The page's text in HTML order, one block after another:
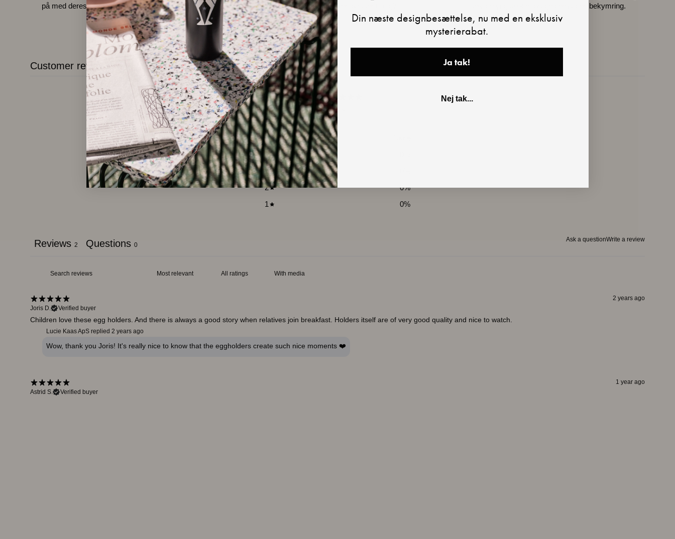
på med deres enkle design og farverige udklædning.
personlighed. Hvilken passer til dig?
selv de yngste kan bruge dem uden bekymring.
Customer reviews
5 / 52 reviews
5
4
3
2 0%
1 0%
Ask a questionWrite a review
Reviews 2 Questions 0
With media
2 years ago
Joris D.
Verified buyer
Children love these egg holders. And there is always a good story when relatives join breakfast. Holders itself are of very good quality and nice to watch.
Lucie Kaas ApS replied 2 years ago
Wow, thank you Joris! It's really nice to know that the eggholders create such nice moments ❤️
1 year ago
Astrid S.
Verified buyer
Din næste designbesættelse, nu med en eksklusiv
mysterierabat.
Ja tak!
Nej tak...